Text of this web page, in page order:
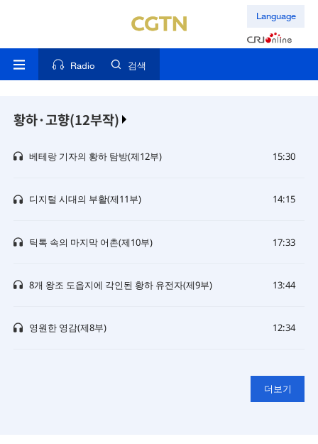
Language
Radio 검색
황하·고향(12부작)
베테랑 기자의 황하 탐방(제12부) 15:30
디지털 시대의 부활(제11부) 14:15
틱톡 속의 마지막 어촌(제10부) 17:33
8개 왕조 도읍지에 각인된 황하 유전자(제9부) 13:44
영원한 영감(제8부) 12:34
더보기